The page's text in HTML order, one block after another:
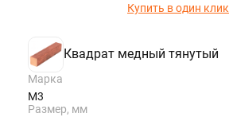
Купить в один клик
Квадрат медный тянутый
Марка
М3
Размер, мм